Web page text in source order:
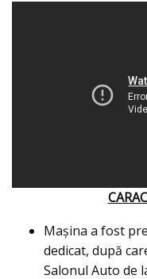
Mașina a fost
dedicat, după
Salonul Auto de